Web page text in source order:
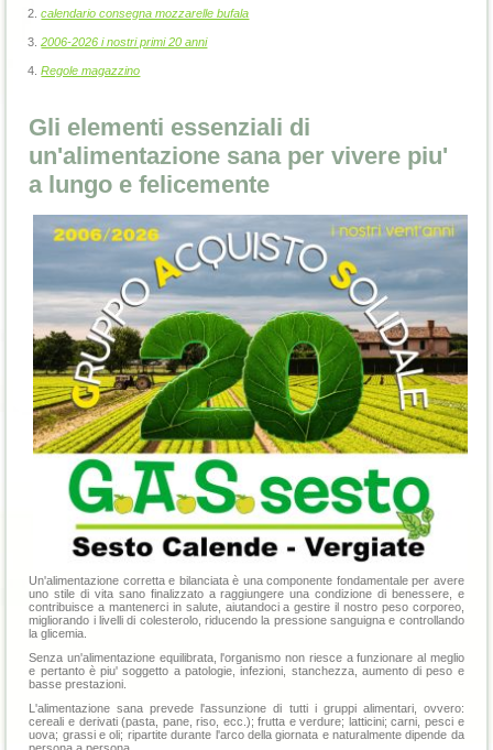
calendario consegna mozzarelle bufala
2006-2026 i nostri primi 20 anni
Regole magazzino
Gli elementi essenziali di
un'alimentazione sana per vivere piu'
a lungo e felicemente
Un'alimentazione corretta e bilanciata è una componente fondamentale per avere
uno stile di vita sano finalizzato a raggiungere una condizione di benessere, e
contribuisce a mantenerci in salute, aiutandoci a gestire il nostro peso corporeo,
migliorando i livelli di colesterolo, riducendo la pressione sanguigna e controllando
la glicemia.
Senza un'alimentazione equilibrata, l'organismo non riesce a funzionare al meglio
e pertanto è piu' soggetto a patologie, infezioni, stanchezza, aumento di peso e
basse prestazioni.
L'alimentazione sana prevede l'assunzione di tutti i gruppi alimentari, ovvero:
cereali e derivati (pasta, pane, riso, ecc.); frutta e verdure; latticini; carni, pesci e
uova; grassi e oli; ripartite durante l'arco della giornata e naturalmente dipende da